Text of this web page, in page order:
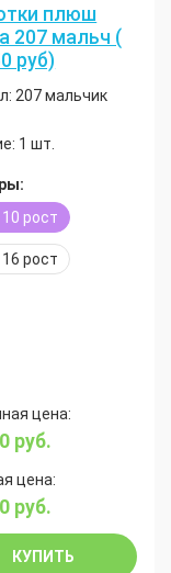
плюш
207 мальч (
руб)
207 мальчик
1 шт.
рост
рост
цена:
руб.
цена:
руб.
КУПИТЬ